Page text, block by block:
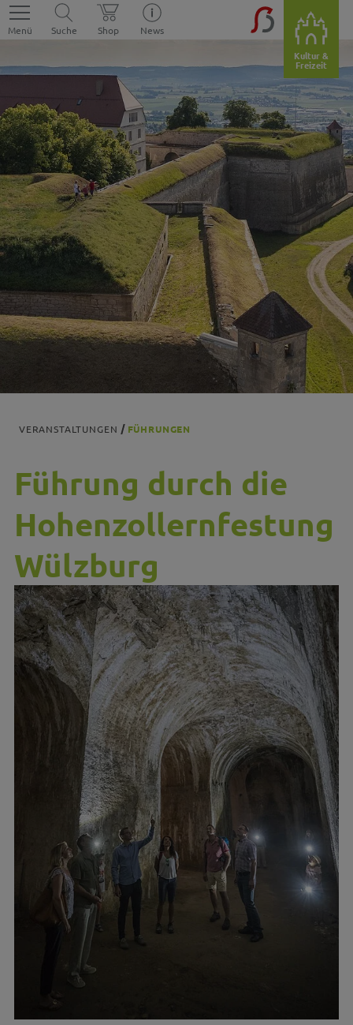
Menü Suche Shop
News
Kultur &
Freizeit
VERANSTALTUNGEN FÜHRUNGEN
Führung durch die
Hohenzollernfestung
Wülzburg